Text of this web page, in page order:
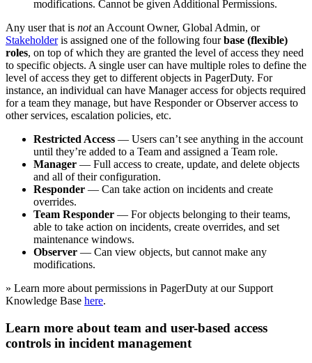
modifications. Cannot be given Additional Permissions.
Any user that is notan Account Owner, Global Admin, or
Stakeholderis assigned one of the following fourbase (flexible)
roles, on top of which they are granted the level of access they need
to specific objects. A single user can have multiple roles to define the
level of access they get to different objects in PagerDuty. For
instance, an individual can have Manager access for objects required
for a team they manage, but have Responder or Observer access to
other services, escalation policies, etc.
Restricted Access — Users can’t see anything in the account
until they’re added to a Team and assigned a Team role.
Manager — Full access to create, update, and delete objects
and all of their configuration.
Responder — Can take action on incidents and create
overrides.
Team Responder — For objects belonging to their teams,
able to take action on incidents, create overrides, and set
maintenance windows.
Observer — Can view objects, but cannot make any
modifications.
» Learn more about permissions in PagerDuty at our Support
Knowledge Base here.
Learn more about team and user-based access
controls in incident management